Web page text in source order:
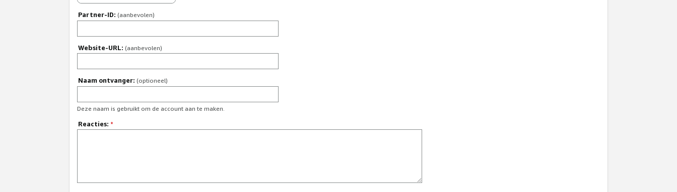
Partner-ID: (aanbevolen)
Website-URL: (aanbevolen)
Naam ontvanger: (optioneel)
Deze naam is gebruikt om de account aan te maken.
Reacties: *